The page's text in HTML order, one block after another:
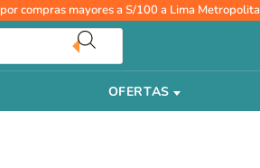
por compras mayores a S/100 a Lima
OFERTAS
de
Bravery
Adult
Cat
Sterilized
Pollo